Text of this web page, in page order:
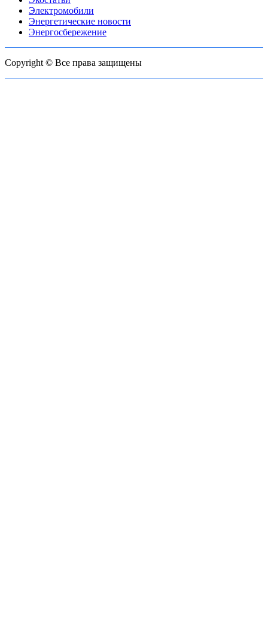
Электромобили
Энергетические новости
Энергосбережение
Copyright © Все права защищены